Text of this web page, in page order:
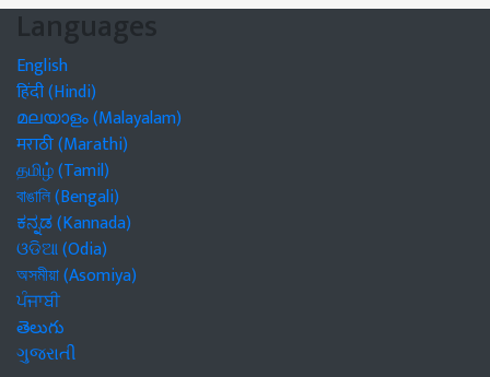
Languages
English
हिंदी (Hindi)
മലയാളം (Malayalam)
मराठी (Marathi)
தமிழ் (Tamil)
বাঙালি (Bengali)
ಕನ್ನಡ (Kannada)
ଓଡିଆ (Odia)
অসমীয়া (Asomiya)
ਪੰਜਾਬੀ
తెలుగు
ગુજરાતી